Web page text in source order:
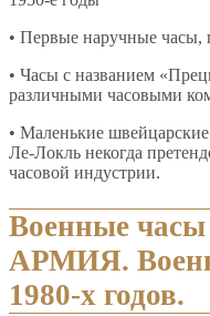
• Первые наручные часы,
• Часы с названием
различными часовыми
• Маленькие
Ле-Локль некогда
часовой индустрии.
Военные
АРМИЯ.
1980-х годов.